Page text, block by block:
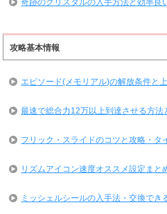
奇跡のクリスタルの入手方法と効率良
攻略基本情報
エピソード(メモリアル)の解放条件と
最速で総合力12万以上到達させる方法
フリック・スライドのコツと攻略・タ
リズムアイコン速度オススメ設定まと
ミッシェルシールの入手法・交換でき